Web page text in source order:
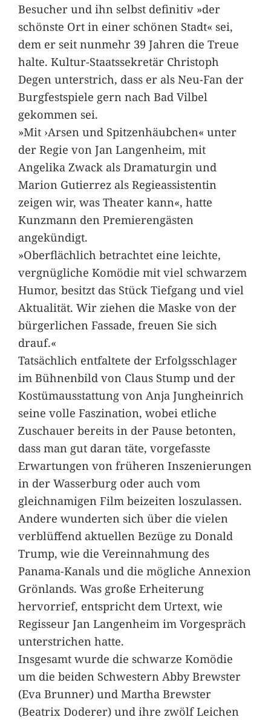
Besucher und ihn selbst definitiv »der
schönste Ort in einer schönen Stadt« sei,
dem er seit nunmehr 39 Jahren die Treue
halte. Kultur-Staatssekretär Christoph
Degen unterstrich, dass er als Neu-Fan der
Burgfestspiele gern nach Bad Vilbel
gekommen sei.
»Mit ›Arsen und Spitzenhäubchen« unter
der Regie von Jan Langenheim, mit
Angelika Zwack als Dramaturgin und
Marion Gutierrez als Regieassistentin
zeigen wir, was Theater kann«, hatte
Kunzmann den Premierengästen
angekündigt.
»Oberflächlich betrachtet eine leichte,
vergnügliche Komödie mit viel schwarzem
Humor, besitzt das Stück Tiefgang und viel
Aktualität. Wir ziehen die Maske von der
bürgerlichen Fassade, freuen Sie sich
drauf.«
Tatsächlich entfaltete der Erfolgsschlager
im Bühnenbild von Claus Stump und der
Kostümausstattung von Anja Jungheinrich
seine volle Faszination, wobei etliche
Zuschauer bereits in der Pause betonten,
dass man gut daran täte, vorgefasste
Erwartungen von früheren Inszenierungen
in der Wasserburg oder auch vom
gleichnamigen Film beizeiten loszulassen.
Andere wunderten sich über die vielen
verblüffend aktuellen Bezüge zu Donald
Trump, wie die Vereinnahmung des
Panama-Kanals und die mögliche Annexion
Grönlands. Was große Erheiterung
hervorrief, entspricht dem Urtext, wie
Regisseur Jan Langenheim im Vorgespräch
unterstrichen hatte.
Insgesamt wurde die schwarze Komödie
um die beiden Schwestern Abby Brewster
(Eva Brunner) und Martha Brewster
(Beatrix Doderer) und ihre zwölf Leichen